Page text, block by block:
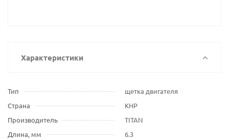
Характеристики
Тип
щетка двигателя
Страна
КНР
Производитель
TITAN
Длина, мм
6.3